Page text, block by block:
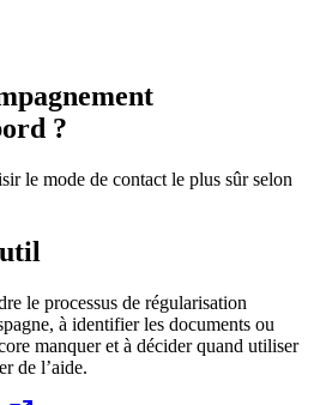
?
le mode de contact le plus sûr selon
le processus de régularisation
à identifier les documents ou
manquer et à décider quand utiliser
de l’aide.